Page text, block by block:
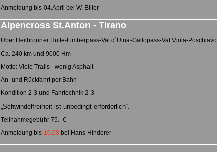
Anmeldung bis 04.April bei W. Biller
Alpencross St.Anton - Tirano
Über Heilbronner Hütte-Fimberpass-Val d´Uina-Gallopass-Val Viola-Poschiavo
Ca. 240 km und 9000 Hm
Motto: Viele Trails - wenig Asphalt
An- und Rückfahrt per Bahn
Kondition 2-3 und Fahrtechnik 2-3
„Schwindelfreiheit ist unbedingt erforderlich“.
Teilnahmegebühr 75.- €
Anmeldung bis 10.08 bei Hans Hinderer